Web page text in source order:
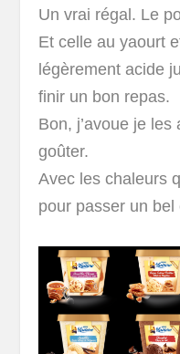
Un vrai régal. Le
Et celle au yaourt
légèrement acide
finir un bon repas.
Bon, j’avoue je
goûter.
Avec les chaleurs
pour passer un bel